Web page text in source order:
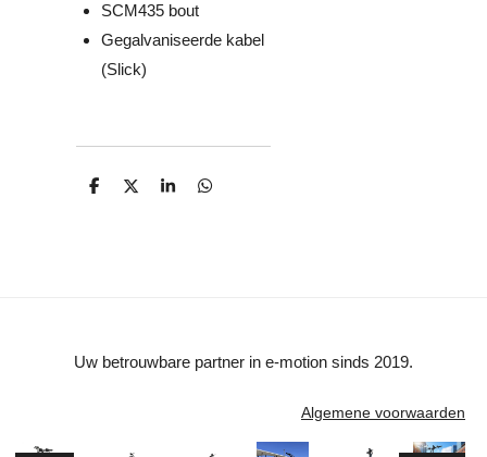
SCM435 bout
Gegalvaniseerde kabel
(Slick)
D
D
S
D
Uw betrouwbare partner in e-motion sinds 2019.
Algemene voorwaarden